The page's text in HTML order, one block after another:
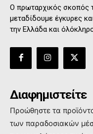
Ο πρωταρχικός σκοπός
μεταδίδουμε έγκυρες
την Ελλάδα και
Διαφημιστείτε
Προώθηστε τα
των παραδοσιακών